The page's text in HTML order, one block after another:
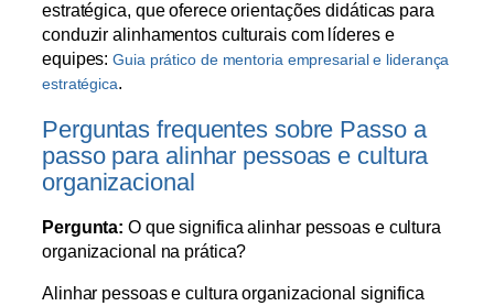
estratégica, que oferece orientações didáticas para
conduzir alinhamentos culturais com líderes e
equipes:Guia prático de mentoria empresarial e liderança
estratégica.
Perguntas frequentes sobre Passo a
passo para alinhar pessoas e cultura
organizacional
Pergunta: O que significa alinhar pessoas e cultura
organizacional na prática?
Alinhar pessoas e cultura organizacional significa